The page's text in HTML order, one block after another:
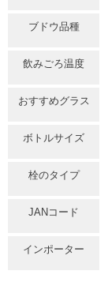
ブドウ品種
飲みごろ温度
おすすめグラス
ボトルサイズ
栓のタイプ
JANコード
インポーター